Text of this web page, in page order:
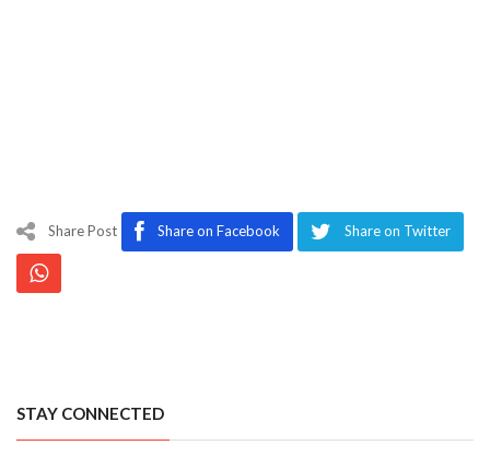
Share Post Share on Facebook Share on Twitter
STAY CONNECTED